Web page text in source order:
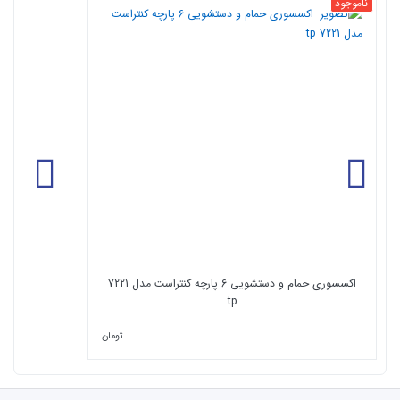
مقاومت شیمیایی بالا و مقاومت در برابر لک پذیری ( مواد
شوینده و پاک کننده اسیدها و بازها)
تغییر ساختار نمی دهد.)
ناموجود
اکسسوری حمام و دستشویی 6 پارچه کنتراست مدل 7221
tp
تومان